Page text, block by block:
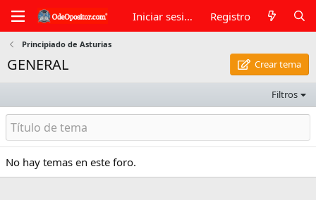
Iniciar sesión Registro
Principiado de Asturias
GENERAL Crear tema
Filtros
No hay temas en este foro.